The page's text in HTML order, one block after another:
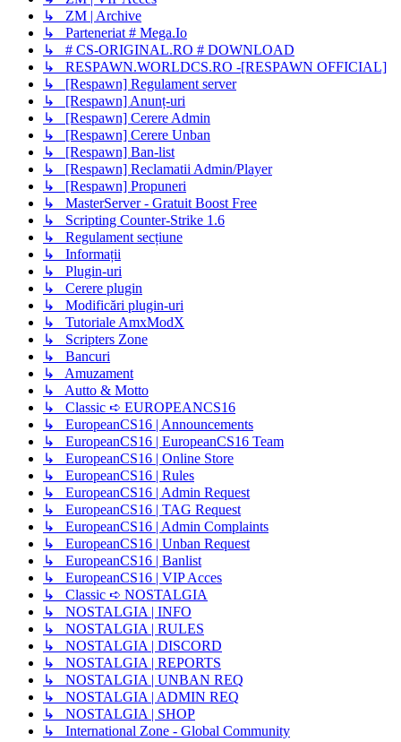
↳ ZM | Archive
↳ Parteneriat # Mega.Io
↳ # CS-ORIGINAL.RO # DOWNLOAD
↳ RESPAWN.WORLDCS.RO -[RESPAWN OFFICIAL]
↳ [Respawn] Regulament server
↳ [Respawn] Anunț-uri
↳ [Respawn] Cerere Admin
↳ [Respawn] Cerere Unban
↳ [Respawn] Ban-list
↳ [Respawn] Reclamatii Admin/Player
↳ [Respawn] Propuneri
↳ MasterServer - Gratuit Boost Free
↳ Scripting Counter-Strike 1.6
↳ Regulament secțiune
↳ Informații
↳ Plugin-uri
↳ Cerere plugin
↳ Modificări plugin-uri
↳ Tutoriale AmxModX
↳ Scripters Zone
↳ Bancuri
↳ Amuzament
↳ Autto & Motto
↳ Classic ➪ EUROPEANCS16
↳ EuropeanCS16 | Announcements
↳ EuropeanCS16 | EuropeanCS16 Team
↳ EuropeanCS16 | Online Store
↳ EuropeanCS16 | Rules
↳ EuropeanCS16 | Admin Request
↳ EuropeanCS16 | TAG Request
↳ EuropeanCS16 | Admin Complaints
↳ EuropeanCS16 | Unban Request
↳ EuropeanCS16 | Banlist
↳ EuropeanCS16 | VIP Acces
↳ Classic ➪ NOSTALGIA
↳ NOSTALGIA | INFO
↳ NOSTALGIA | RULES
↳ NOSTALGIA | DISCORD
↳ NOSTALGIA | REPORTS
↳ NOSTALGIA | UNBAN REQ
↳ NOSTALGIA | ADMIN REQ
↳ NOSTALGIA | SHOP
↳ International Zone - Global Community